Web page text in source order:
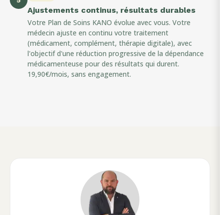
Ajustements continus, résultats durables
Votre Plan de Soins KANO évolue avec vous. Votre
médecin ajuste en continu votre traitement
(médicament, complément, thérapie digitale), avec
l'objectif d'une réduction progressive de la dépendance
médicamenteuse pour des résultats qui durent.
19,90€/mois, sans engagement.